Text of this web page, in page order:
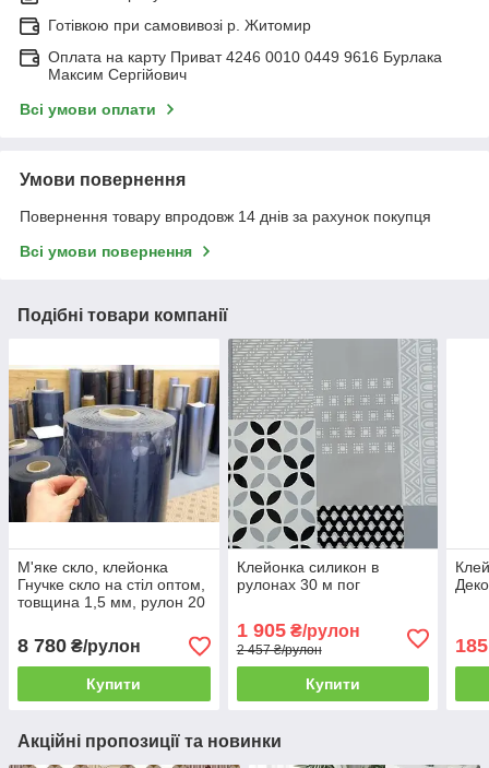
Готівкою при самовивозі р. Житомир
Оплата на карту Приват 4246 0010 0449 9616 Бурлака
Максим Сергійович
Всі умови оплати
Умови повернення
Повернення товару впродовж 14 днів за рахунок покупця
Всі умови повернення
Подібні товари компанії
М'яке скло, клейонка
Гнучке скло на стіл оптом,
товщина 1,5 мм, рулон 20
8 780 ₴/рулон
Купити
Клейонка силикон в
рулонах 30 м пог
1 905₴/рулон
2 457 ₴/рулон
Купити
185
Акційні пропозиції та новинки